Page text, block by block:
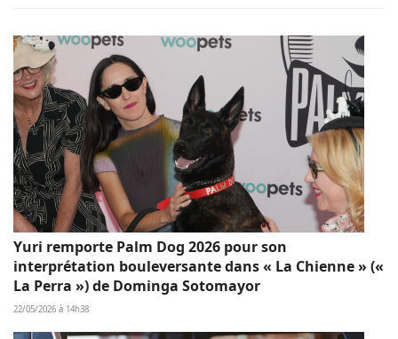
Yuri remporte Palm Dog 2026 pour son
interprétation bouleversante dans « La Chienne » («
La Perra ») de Dominga Sotomayor
22/05/2026 à 14h38